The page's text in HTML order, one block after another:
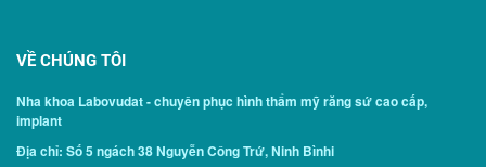
VỀ CHÚNG TÔI
Nha khoa Labovudat - chuyên phục hình thẩm mỹ răng sứ cao cấp,
implant
Địa chỉ: Số 5 ngách 38 Nguyễn Công Trứ, Ninh Bìnhi